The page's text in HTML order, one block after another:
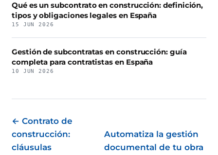
Qué es un subcontrato en construcción: definición,
tipos y obligaciones legales en España
15 JUN 2026
Gestión de subcontratas en construcción: guía
completa para contratistas en España
10 JUN 2026
← Contrato de
construcción:
cláusulas
Automatiza la gestión
documental de tu obra